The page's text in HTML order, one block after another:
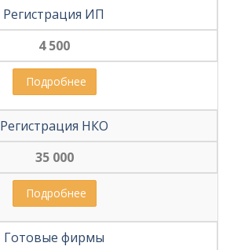
Регистрация ИП
4 500
Подробнее
Регистрация НКО
35 000
Подробнее
Готовые фирмы